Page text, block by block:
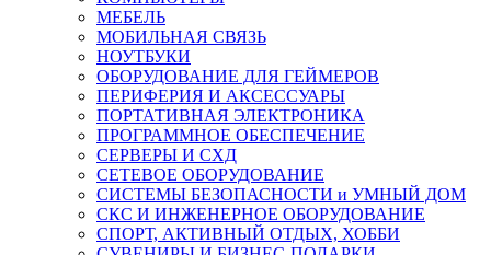
МЕБЕЛЬ
МОБИЛЬНАЯ СВЯЗЬ
НОУТБУКИ
ОБОРУДОВАНИЕ ДЛЯ ГЕЙМЕРОВ
ПЕРИФЕРИЯ И АКСЕССУАРЫ
ПОРТАТИВНАЯ ЭЛЕКТРОНИКА
ПРОГРАММНОЕ ОБЕСПЕЧЕНИЕ
СЕРВЕРЫ И СХД
СЕТЕВОЕ ОБОРУДОВАНИЕ
СИСТЕМЫ БЕЗОПАСНОСТИ и УМНЫЙ ДОМ
СКС И ИНЖЕНЕРНОЕ ОБОРУДОВАНИЕ
СПОРТ, АКТИВНЫЙ ОТДЫХ, ХОББИ